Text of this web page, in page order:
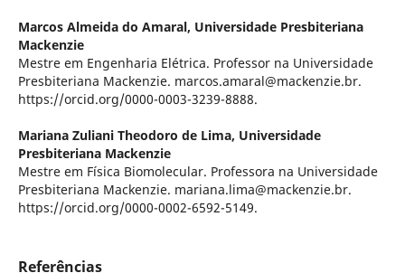
Marcos Almeida do Amaral, Universidade Presbiteriana
Mackenzie
Mestre em Engenharia Elétrica. Professor na Universidade
Presbiteriana Mackenzie. marcos.amaral@mackenzie.br.
https://orcid.org/0000-0003-3239-8888.
Mariana Zuliani Theodoro de Lima, Universidade
Presbiteriana Mackenzie
Mestre em Física Biomolecular. Professora na Universidade
Presbiteriana Mackenzie. mariana.lima@mackenzie.br.
https://orcid.org/0000-0002-6592-5149.
Referências